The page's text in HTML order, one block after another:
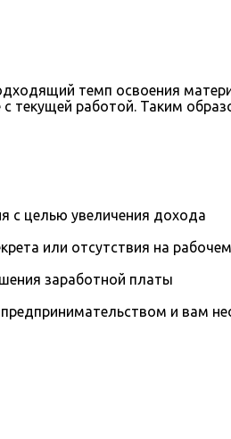
темп освоения
работой. Таким
с целью увеличения дохода
или отсутствия на
заработной платы
и вам